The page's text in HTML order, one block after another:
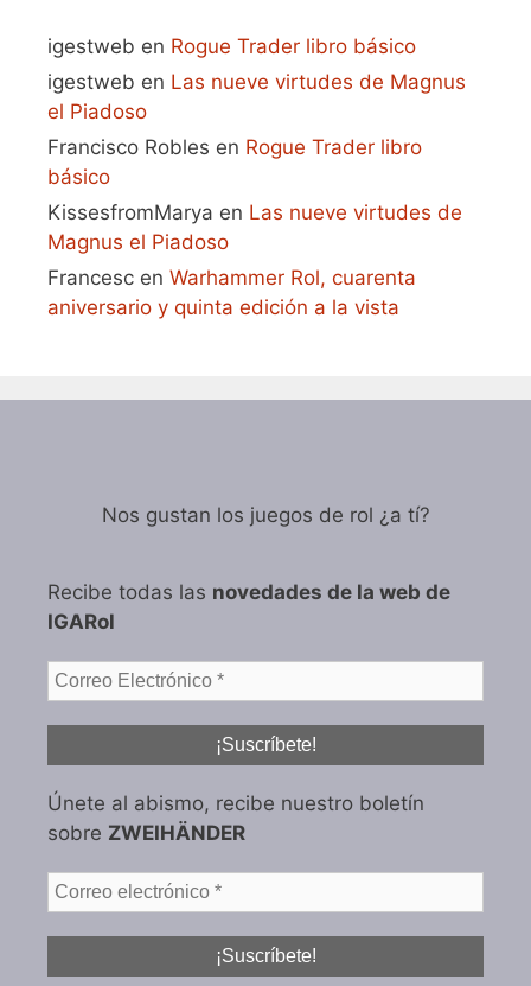
igestweb en Rogue Trader libro básico
igestweb en Las nueve virtudes de Magnus
el Piadoso
Francisco Robles en Rogue Trader libro
básico
KissesfromMarya en Las nueve virtudes de
Magnus el Piadoso
Francesc en Warhammer Rol, cuarenta
aniversario y quinta edición a la vista
Nos gustan los juegos de rol ¿a tí?
Recibe todas las novedades de la web de
IGARol
Únete al abismo, recibe nuestro boletín
sobre ZWEIHÄNDER